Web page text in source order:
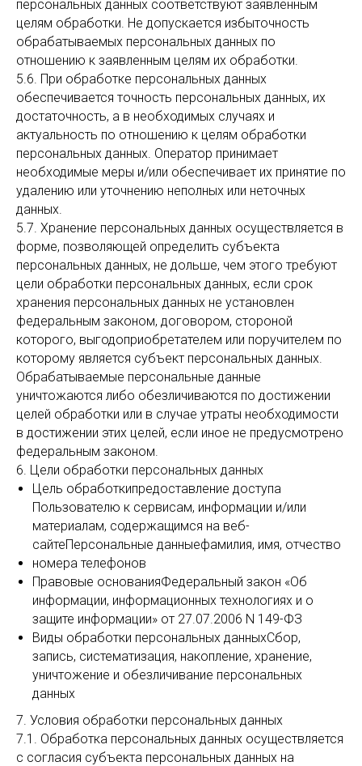
персональных данных соответствуют заявленным
целям обработки. Не допускается избыточность
обрабатываемых персональных данных по
отношению к заявленным целям их обработки.
5.6. При обработке персональных данных
обеспечивается точность персональных данных, их
достаточность, а в необходимых случаях и
актуальность по отношению к целям обработки
персональных данных. Оператор принимает
необходимые меры и/или обеспечивает их принятие по
удалению или уточнению неполных или неточных
данных.
5.7. Хранение персональных данных осуществляется в
форме, позволяющей определить субъекта
персональных данных, не дольше, чем этого требуют
цели обработки персональных данных, если срок
хранения персональных данных не установлен
федеральным законом, договором, стороной
которого, выгодоприобретателем или поручителем по
которому является субъект персональных данных.
Обрабатываемые персональные данные
уничтожаются либо обезличиваются по достижении
целей обработки или в случае утраты необходимости
в достижении этих целей, если иное не предусмотрено
федеральным законом.
6. Цели обработки персональных данных
Цель обработкипредоставление доступа
Пользователю к сервисам, информации и/или
материалам, содержащимся на веб-
сайтеПерсональные данныефамилия, имя, отчество
номера телефонов
Правовые основанияФедеральный закон «Об
информации, информационных технологиях и о
защите информации» от 27.07.2006 N 149-ФЗ
Виды обработки персональных данныхСбор,
запись, систематизация, накопление, хранение,
уничтожение и обезличивание персональных
данных
7. Условия обработки персональных данных
7.1. Обработка персональных данных осуществляется
с согласия субъекта персональных данных на